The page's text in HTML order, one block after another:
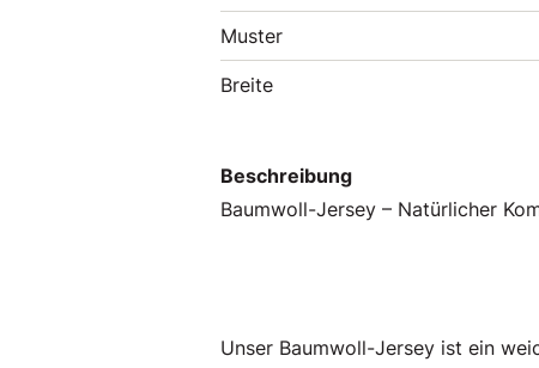
Muster
Breite
Beschreibung
Baumwoll-Jersey – Natürlicher
Unser Baumwoll-Jersey ist ein